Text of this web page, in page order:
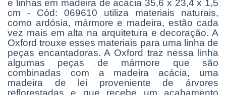
e linhas em madeira de acácia 35,6 x 23,4 x 1,5
cm - Cód: 069610 utiliza materiais naturais,
como ardósia, mármore e madeira, estão cada
vez mais em alta na arquitetura e decoração. A
Oxford trouxe esses materiais para uma linha de
peças encantadoras.A Oxford traz nessa linha
algumas peças de mármore que são
combinadas com a madeira acácia, uma
madeira de lei proveniente de árvores
reflorestadas e que recebe um acabamento